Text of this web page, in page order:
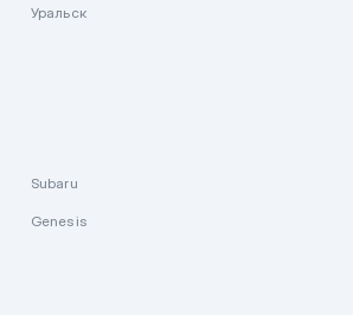
Уральск
Subaru
Genesis